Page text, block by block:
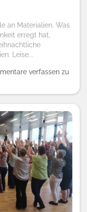
an Materialien. Was
erregt hat,
Leise...
verfassen zu